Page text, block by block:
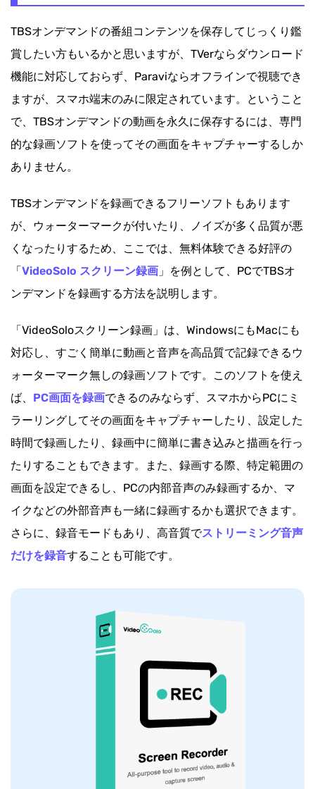
TBSオンデマンドの番組コンテンツを保存してじっくり鑑
賞したい方もいるかと思いますが、TVerならダウンロード
機能に対応しておらず、Paraviならオフラインで視聴でき
ますが、スマホ端末のみに限定されています。ということ
で、TBSオンデマンドの動画を永久に保存するには、専門
的な録画ソフトを使ってその画面をキャプチャーするしか
ありません。
TBSオンデマンドを録画できるフリーソフトもあります
が、ウォーターマークが付いたり、ノイズが多く品質が悪
くなったりするため、ここでは、無料体験できる好評の
「VideoSolo スクリーン録画 」を例として、PCでTBSオ
ンデマンドを録画する方法を説明します。
「VideoSoloスクリーン録画」は、WindowsにもMacにも
対応し、すごく簡単に動画と音声を高品質で記録できるウ
ォーターマーク無しの録画ソフトです。このソフトを使え
ば、 PC画面を録画できるのみならず、スマホからPCにミ
ラーリングしてその画面をキャプチャーしたり、設定した
時間で録画したり、録画中に簡単に書き込みと描画を行っ
たりすることもできます。また、録画する際、特定範囲の
画面を設定できるし、PCの内部音声のみ録画するか、マ
イクなどの外部音声も一緒に録画するかも選択できます。
さらに、録音モードもあり、高音質でストリーミング音声
だけを録音することも可能です。